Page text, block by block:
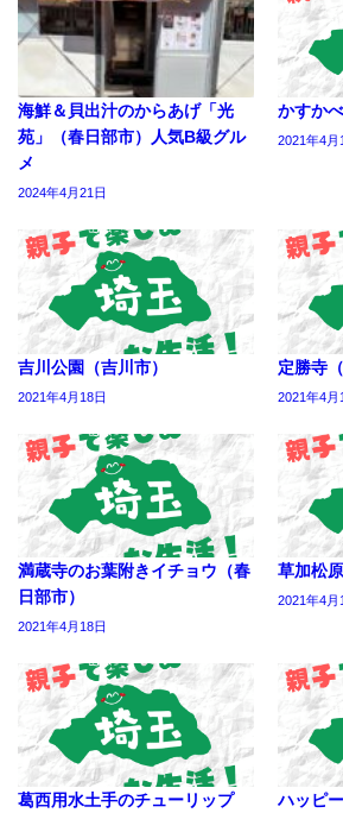
海鮮＆貝出汁のからあげ「光
苑」（春日部市）人気B級グル
メ
2024年4月21日
かすか
2021年4月
吉川公園（吉川市）
2021年4月18日
定勝寺
2021年4月
満蔵寺のお葉附きイチョウ（春
日部市）
2021年4月18日
草加松
2021年4月
葛西用水土手のチューリップ
ハッピ